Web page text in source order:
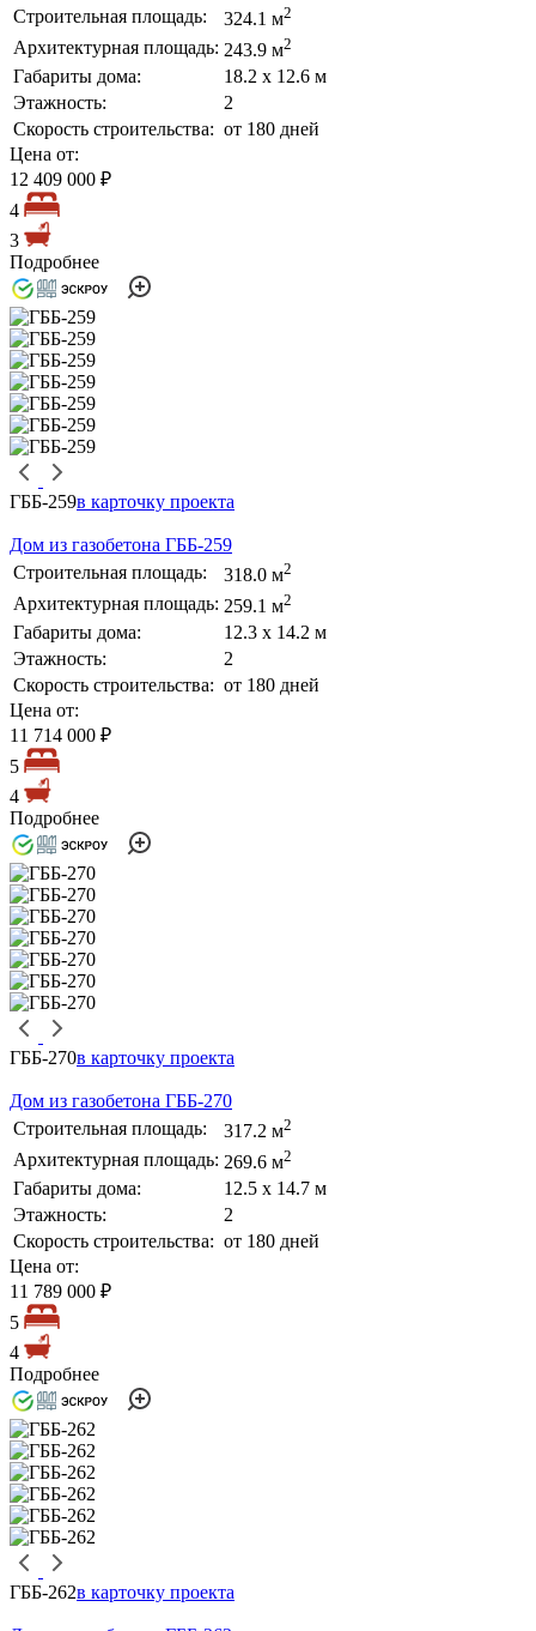
Строительная площадь:
324.1 м2
Архитектурная площадь: 243.9 м2
Габариты дома:
18.2 х 12.6 м
Этажность:
2
Скорость строительства: от 180 дней
Цена от:
12 409 000 ₽
4
3
Подробнее
ГББ-259в карточку проекта
Дом из газобетона ГББ-259
Строительная площадь:
318.0 м2
Архитектурная площадь: 259.1 м2
Габариты дома:
12.3 х 14.2 м
Этажность:
2
Скорость строительства: от 180 дней
Цена от:
11 714 000 ₽
5
4
Подробнее
ГББ-270в карточку проекта
Дом из газобетона ГББ-270
Строительная площадь:
317.2 м2
Архитектурная площадь: 269.6 м2
Габариты дома:
12.5 х 14.7 м
Этажность:
2
Скорость строительства: от 180 дней
Цена от:
11 789 000 ₽
5
4
Подробнее
ГББ-262в карточку проекта